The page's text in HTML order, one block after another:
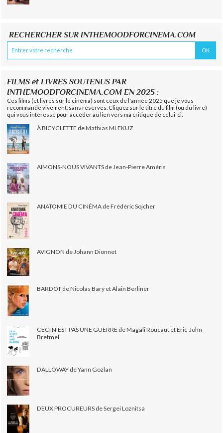
RECHERCHER SUR INTHEMOODFORCINEMA.COM
FILMS et LIVRES SOUTENUS PAR
INTHEMOODFORCINEMA.COM EN 2025 :
Ces films (et livres sur le cinéma) sont ceux de l'année 2025 que je vous
recommande vivement, sans réserves. Cliquez sur le titre du film (ou du livre)
qui vous intéresse pour accéder au lien vers ma critique de celui-ci.
À BICYCLETTE de Mathias MLEKUZ
AIMONS-NOUS VIVANTS de Jean-Pierre Améris
ANATOMIE DU CINÉMA de Frédéric Sojcher
AVIGNON de Johann Dionnet
BARDOT de Nicolas Bary et Alain Berliner
CECI N'EST PAS UNE GUERRE de Magali Roucaut et Eric-John
Bretmel
DALLOWAY de Yann Gozlan
DEUX PROCUREURS de Sergei Loznitsa